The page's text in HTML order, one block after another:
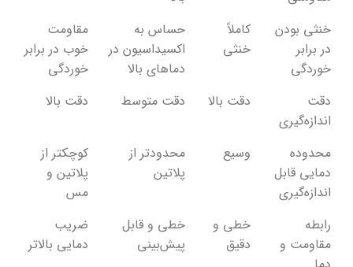
پلاتینی
خنثی بودن
در برابر
خوردگی
کاملاً
خنثی
حساس به
اکسیداسیون در
دماهای بالا
مقاومت
خوب در برابر
خوردگی
دقت
اندازه‌گیری
دقت بالا دقت متوسط دقت بالا
محدوده
دمایی قابل
اندازه‌گیری
وسیع
محدودتر از
پلاتین
کوچکتر از
پلاتین و
مس
رابطه
مقاومت و
خطی و
دقیق
خطی و قابل
پیش‌بینی
ضریب
دمایی بالاتر